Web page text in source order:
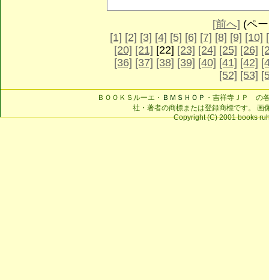
[前へ] (ペ
[1] [2] [3] [4] [5] [6] [7] [8] [9] [10]
[20] [21] [22] [23] [24] [25] [26]
[36] [37] [38] [39] [40] [41] [42]
[52] [53]
ＢＯＯＫＳルーエ・ ＢＭＳＨＯＰ ・吉祥寺ＪＰ の
社・著者の商標または登録商標です。 画
Copyright (C) 2001 books